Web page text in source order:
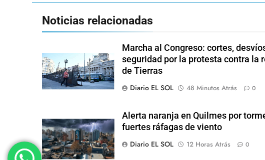
Noticias relacionadas
Marcha al Congreso: cortes,
seguridad por la protesta contra la
de Tierras
Diario EL SOL
48 Minutos Atrás 0
Alerta naranja en Quilmes por
fuertes ráfagas de viento
Diario EL SOL
12 Horas Atrás 0